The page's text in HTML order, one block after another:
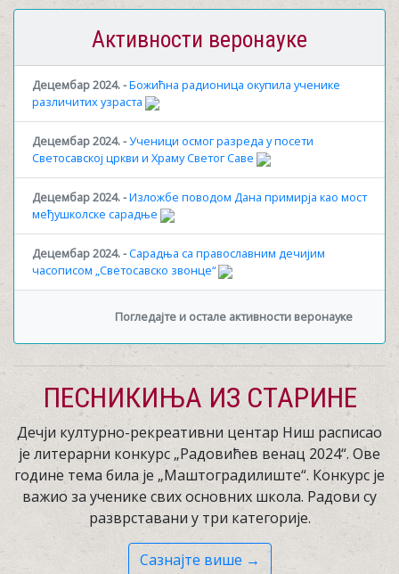
Активности веронауке
Децембар 2024. -Божићна радионица окупила ученике
различитих узраста
Децембар 2024. -Ученици осмог разреда у посети
Светосавској цркви и Храму Светог Саве
Децембар 2024. -Изложбе поводом Дана примирја као мост
међушколске сарадње
Децембар 2024. -Сарадња са православним дечијим
часописом „Светосавско звонце“
Погледајте и остале активности веронауке
ПЕСНИКИЊА ИЗ СТАРИНЕ
Дечји културно-рекреативни центар Ниш расписао
је литерарни конкурс „Радовићев венац 2024“. Ове
године тема била је „Маштоградилиште“. Конкурс је
важио за ученике свих основних школа. Радови су
разврставани у три категорије.
Сазнајте више →